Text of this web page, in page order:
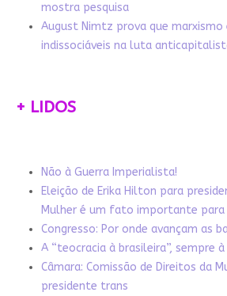
mostra pesquisa
August Nimtz prova que marxismo
indissociáveis na luta
+ LIDOS
Não à Guerra Imperialista!
Eleição de Erika Hilton para
Mulher é um fato importante para
Congresso: Por onde avançam as
A “teocracia à brasileira”, sempre
Câmara: Comissão de Direitos da
presidente trans